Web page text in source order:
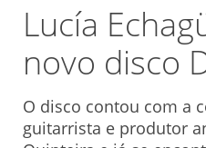
Lucía
novo disco
O disco contou com a
guitarrista e produtor